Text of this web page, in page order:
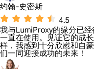
约翰-史密斯
4.5
我与LumiProxy的缘分已
一直在使用。见证它的成
样，我感到十分欣慰和自
们一同迎接成功的未来！